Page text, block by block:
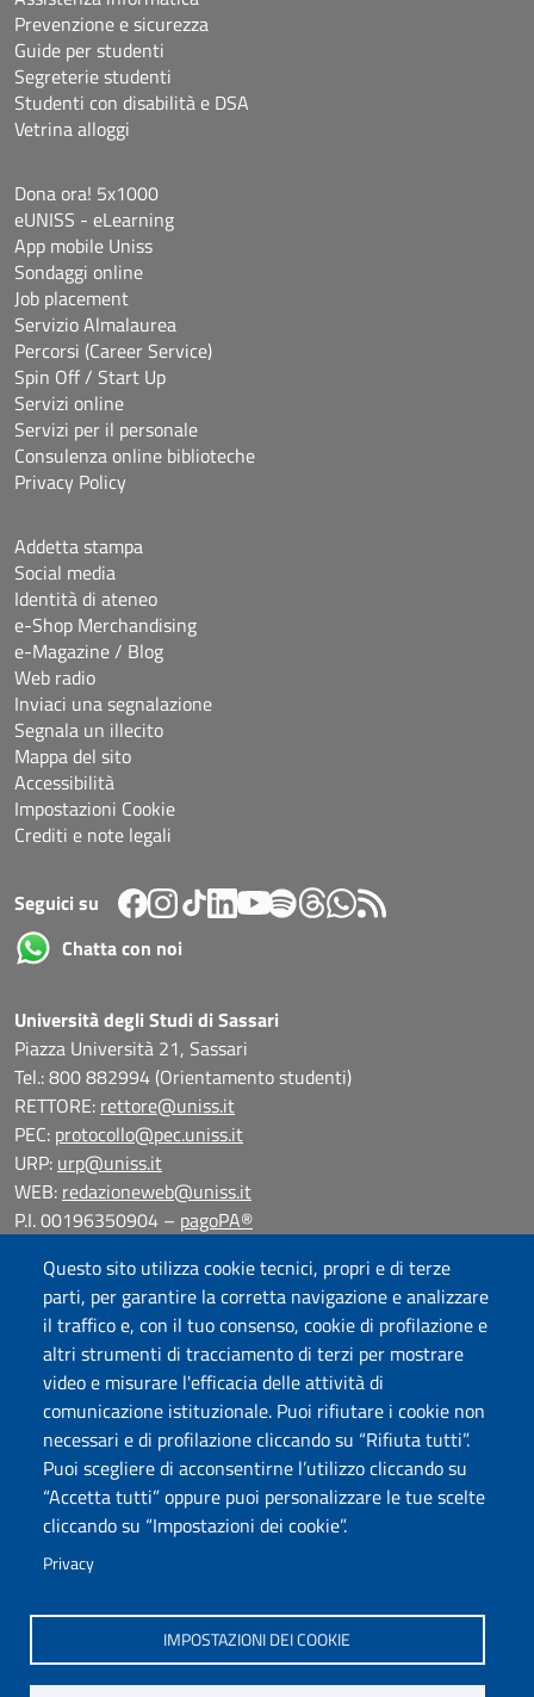
Questo sito utilizza cookie tecnici, propri e di terze
parti, per garantire la corretta navigazione e analizzare
il traffico e, con il tuo consenso, cookie di profilazione e
altri strumenti di tracciamento di terzi per mostrare
video e misurare l'efficacia delle attività di
comunicazione istituzionale. Puoi rifiutare i cookie non
necessari e di profilazione cliccando su “Rifiuta tutti”.
Puoi scegliere di acconsentirne l’utilizzo cliccando su
“Accetta tutti” oppure puoi personalizzare le tue scelte
cliccando su “Impostazioni dei cookie”.
Privacy
IMPOSTAZIONI DEI COOKIE
Università degli Studi di Sassari
Piazza Università 21, Sassari
Tel.: 800 882994 (Orientamento studenti)
RETTORE: rettore@uniss.it
PEC: protocollo@pec.uniss.it
URP: urp@uniss.it
WEB: redazioneweb@uniss.it
P.I. 00196350904 – pagoPA®
Prevenzione e sicurezza
Guide per studenti
Segreterie studenti
Studenti con disabilità e DSA
Vetrina alloggi
Dona ora! 5x1000
eUNISS - eLearning
App mobile Uniss
Sondaggi online
Job placement
Servizio Almalaurea
Percorsi (Career Service)
Spin Off / Start Up
Servizi online
Servizi per il personale
Consulenza online biblioteche
Privacy Policy
Addetta stampa
Social media
Identità di ateneo
e-Shop Merchandising
e-Magazine / Blog
Web radio
Inviaci una segnalazione
Segnala un illecito
Mappa del sito
Accessibilità
Impostazioni Cookie
Crediti e note legali
Seguici su
Chatta con noi